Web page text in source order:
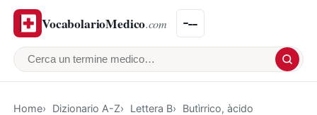
VocabolarioMedico.com
Cerca un termine medico
Home Dizionario A-Z Lettera B Butìrrico, àcido